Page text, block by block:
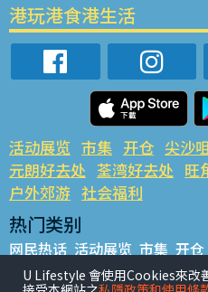
港玩港食港生活
活动展览 市集 开仓 尖沙
元朗好去处 荃湾好去处 旺
户外郊游 社会福利
热门类别
网民热话 活动展览 市集 开仓
铜锣湾好去处 元朗好去处 荃
U Lifestyle 會使用Cookies來改